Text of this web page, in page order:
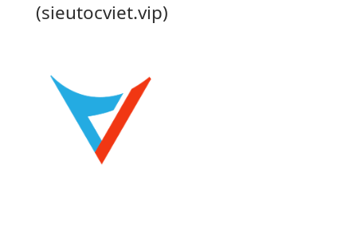
(sieutocviet.vip)